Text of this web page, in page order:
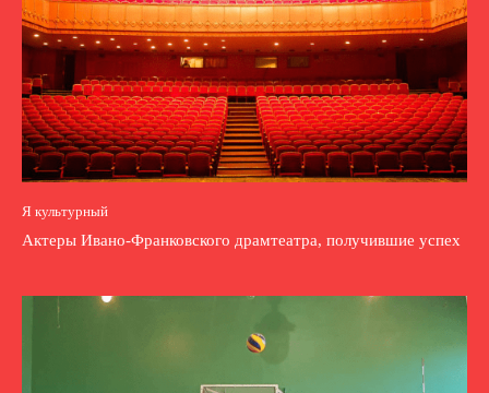
Я культурный
Актеры Ивано-Франковского драмтеатра, получившие успех